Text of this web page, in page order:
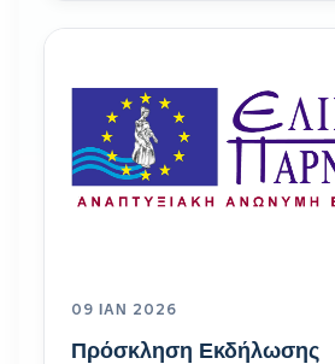
09 ΙΑΝ 2026
Πρόσκληση Εκδήλωσης